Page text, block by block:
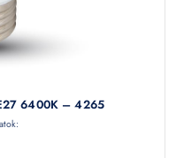
6400K – 4265